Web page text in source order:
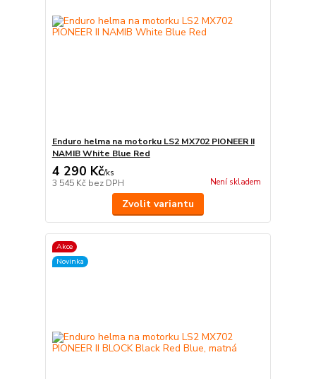
Enduro helma na motorku LS2 MX702 PIONEER II
NAMIB White Blue Red
4 290 Kč/ks
3 545 Kč bez DPH Není skladem
Zvolit variantu
Akce
Novinka